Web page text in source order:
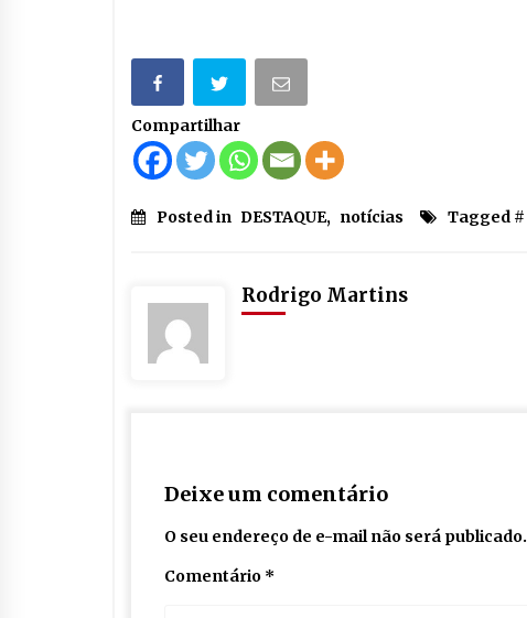
Compartilhar
Posted in DESTAQUE, notícias Tagged #
Rodrigo Martins
Deixe um comentário
O seu endereço de e-mail não será publicado.
Comentário *